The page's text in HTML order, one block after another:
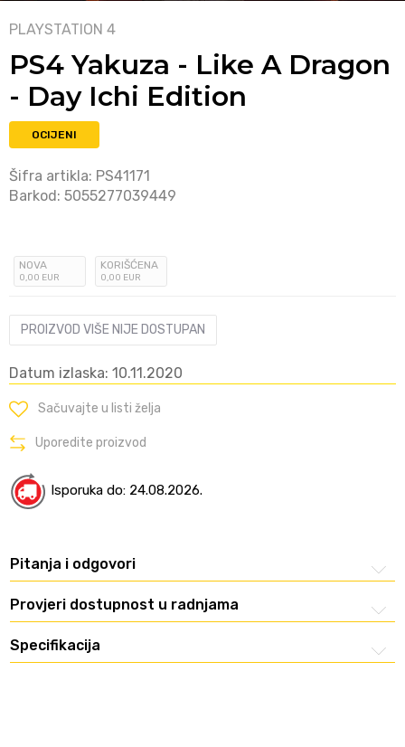
PLAYSTATION 4
PS4 Yakuza - Like A Dragon
- Day Ichi Edition
OCIJENI
Šifra artikla: PS41171
Barkod: 5055277039449
NOVA
0,00 EUR
KORIŠĆENA
0,00 EUR
PROIZVOD VIŠE NIJE DOSTUPAN
Datum izlaska: 10.11.2020
Sačuvajte u listi želja
Uporedite proizvod
Isporuka do: 24.08.2026.
Pitanja i odgovori
Provjeri dostupnost u radnjama
Specifikacija